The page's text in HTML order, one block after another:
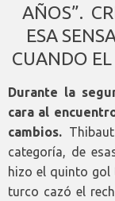
AÑOS”.
ESA
CUANDO EL
Durante la
cara al
cambios.
categoría, de
hizo el quinto gol
turco cazó el